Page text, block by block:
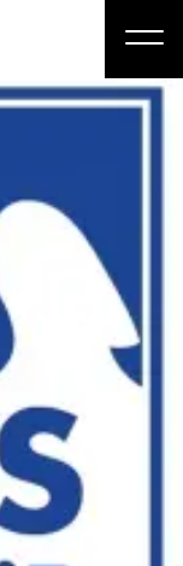
i kursy
Kandydat
Student
Biznes
Zapisz się na studia